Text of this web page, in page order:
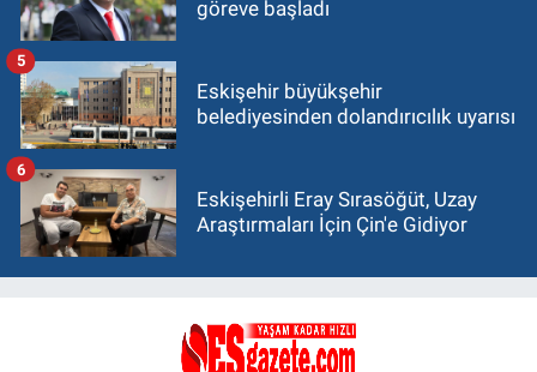
göreve başladı
Eskişehir büyükşehir
belediyesinden dolandırıcılık uyarısı
5
Eskişehirli Eray Sırasöğüt, Uzay
Araştırmaları İçin Çin'e Gidiyor
6